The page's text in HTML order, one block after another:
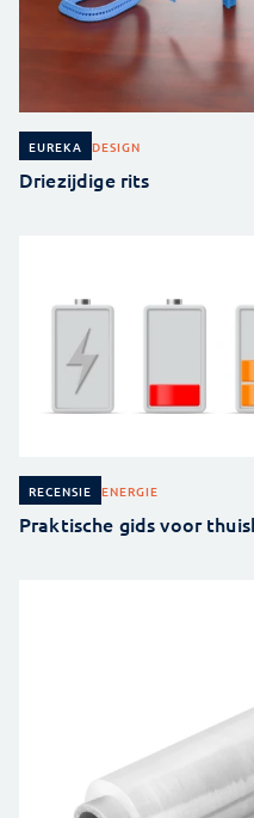
EUREKA DESIGN
Driezijdige rits
RECENSIE ENERGIE
Praktische gids voor